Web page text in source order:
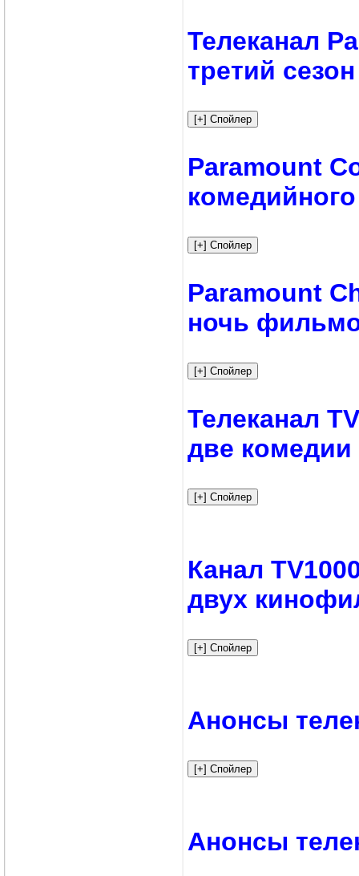
Телеканал
третий
Paramount
Paramount
ночь
Телеканал
две комедии
Канал
двух
Анонсы
Анонсы